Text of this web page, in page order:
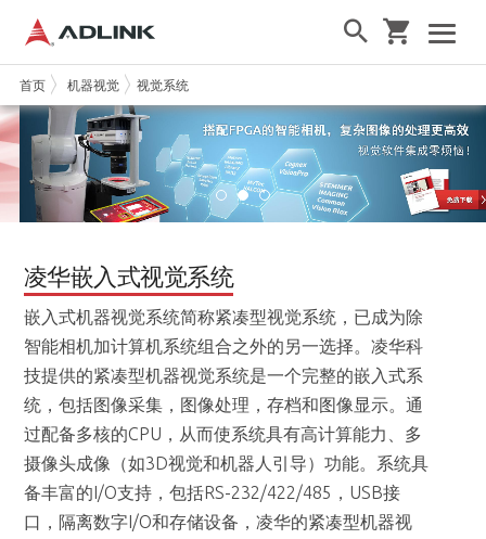
首页 机器视觉 视觉系统
凌华嵌入式视觉系统
嵌入式机器视觉系统简称紧凑型视觉系统，已成为除
智能相机加计算机系统组合之外的另一选择。凌华科
技提供的紧凑型机器视觉系统是一个完整的嵌入式系
统，包括图像采集，图像处理，存档和图像显示。通
过配备多核的CPU，从而使系统具有高计算能力、多
摄像头成像（如3D视觉和机器人引导）功能。系统具
备丰富的I/O支持，包括RS-232/422/485，USB接
口，隔离数字I/O和存储设备，凌华的紧凑型机器视